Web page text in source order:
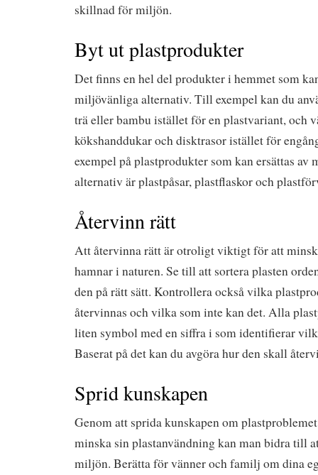
skillnad för miljön.
Byt ut plastprodukter
Det finns en hel del produkter i hemmet som
miljövänliga alternativ. Till exempel kan du
trä eller bambu istället för en plastvariant, och
kökshanddukar och disktrasor istället för
exempel på plastprodukter som kan ersättas av
alternativ är plastpåsar, plastflaskor och
Återvinn rätt
Att återvinna rätt är otroligt viktigt för att
hamnar i naturen. Se till att sortera plasten
den på rätt sätt. Kontrollera också vilka
återvinnas och vilka som inte kan det. Alla
liten symbol med en siffra i som identifierar
Baserat på det kan du avgöra hur den skall
Sprid kunskapen
Genom att sprida kunskapen om
minska sin plastanvändning kan man bidra till
miljön. Berätta för vänner och familj om dina